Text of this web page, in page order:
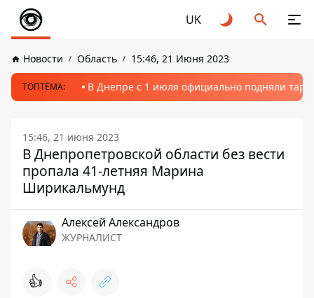
UK
Новости Область 15:46, 21 Июня 2023
ТОПТЕМА: В Днепре с 1 июля официально подняли
15:46, 21 июня 2023
В Днепропетровской области без вести
пропала 41-летняя Марина
Ширикальмунд
Алексей Александров
ЖУРНАЛИСТ
👍